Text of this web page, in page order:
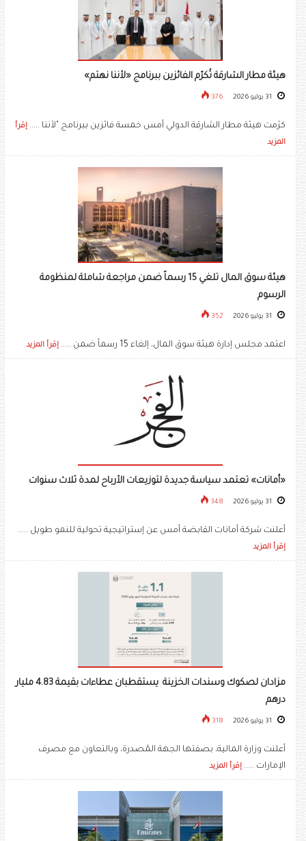
هيئة مطار الشارقة تُكرّم الفائزين ببرنامج «لأننا نهتم»
376
كرّمت هيئة مطار الشارقة الدولي أمس خمسة فائزين ببرنامج "لأننا ..... إقرأ
المزيد
هيئة سوق المال تلغي 15 رسماً ضمن مراجعة شاملة لمنظومة
الرسوم
352
اعتمد مجلس إدارة هيئة سوق المال، إلغاء 15 رسماً ضمن ..... إقرأ المزيد
«أمانات» تعتمد سياسة جديدة لتوزيعات الأرباح لمدة ثلاث سنوات
348
أعلنت شركة أمانات القابضة أمس عن إستراتيجية تحولية للنمو طويل .....
إقرأ المزيد
مزادان لصكوك وسندات الخزينة يستقطبان عطاءات بقيمة 4.83 مليار
درهم
318
أعلنت وزارة المالية، بصفتها الجهة المُصدرة، وبالتعاون مع مصرف
الإمارات ..... إقرأ المزيد